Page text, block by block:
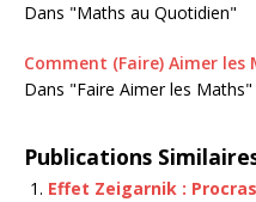
Dans "Maths au Quotidien"
Comment (Faire) Aimer les
Dans "Faire Aimer les Maths"
Publications
Effet Zeigarnik :